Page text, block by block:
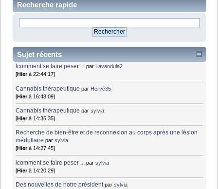
Recherche rapide
Sujet récents
lcomment se faire peser ... par Lavandula2
[Hierà 22:44:17]
Cannabis thérapeutique par Hervé35
[Hierà 16:48:09]
Cannabis thérapeutique parsylvia
[Hierà 14:35:35]
Recherche de bien-être et de reconnexion au corps après une lésion
médullaire parsylvia
[Hierà 14:27:45]
lcomment se faire peser ... parsylvia
[Hierà 14:20:29]
Des nouvelles de notre président parsylvia